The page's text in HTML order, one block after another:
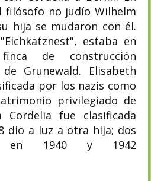
filósofo no judío Wilhelm
hija se mudaron con él.
estaba en
de construcción
Grunewald. Elisabeth
por los nazis como
privilegiado de
Cordelia fue clasificada
dio a luz a otra hija; dos
en 1940 y 1942